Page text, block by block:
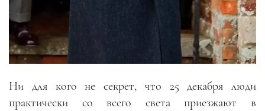
Ни для кого не секрет, что 25 декабря люди
практически со всего света приезжают в